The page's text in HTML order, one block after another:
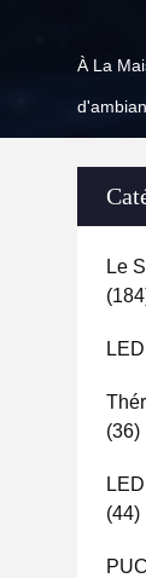
À La
Le
(36)
(44)